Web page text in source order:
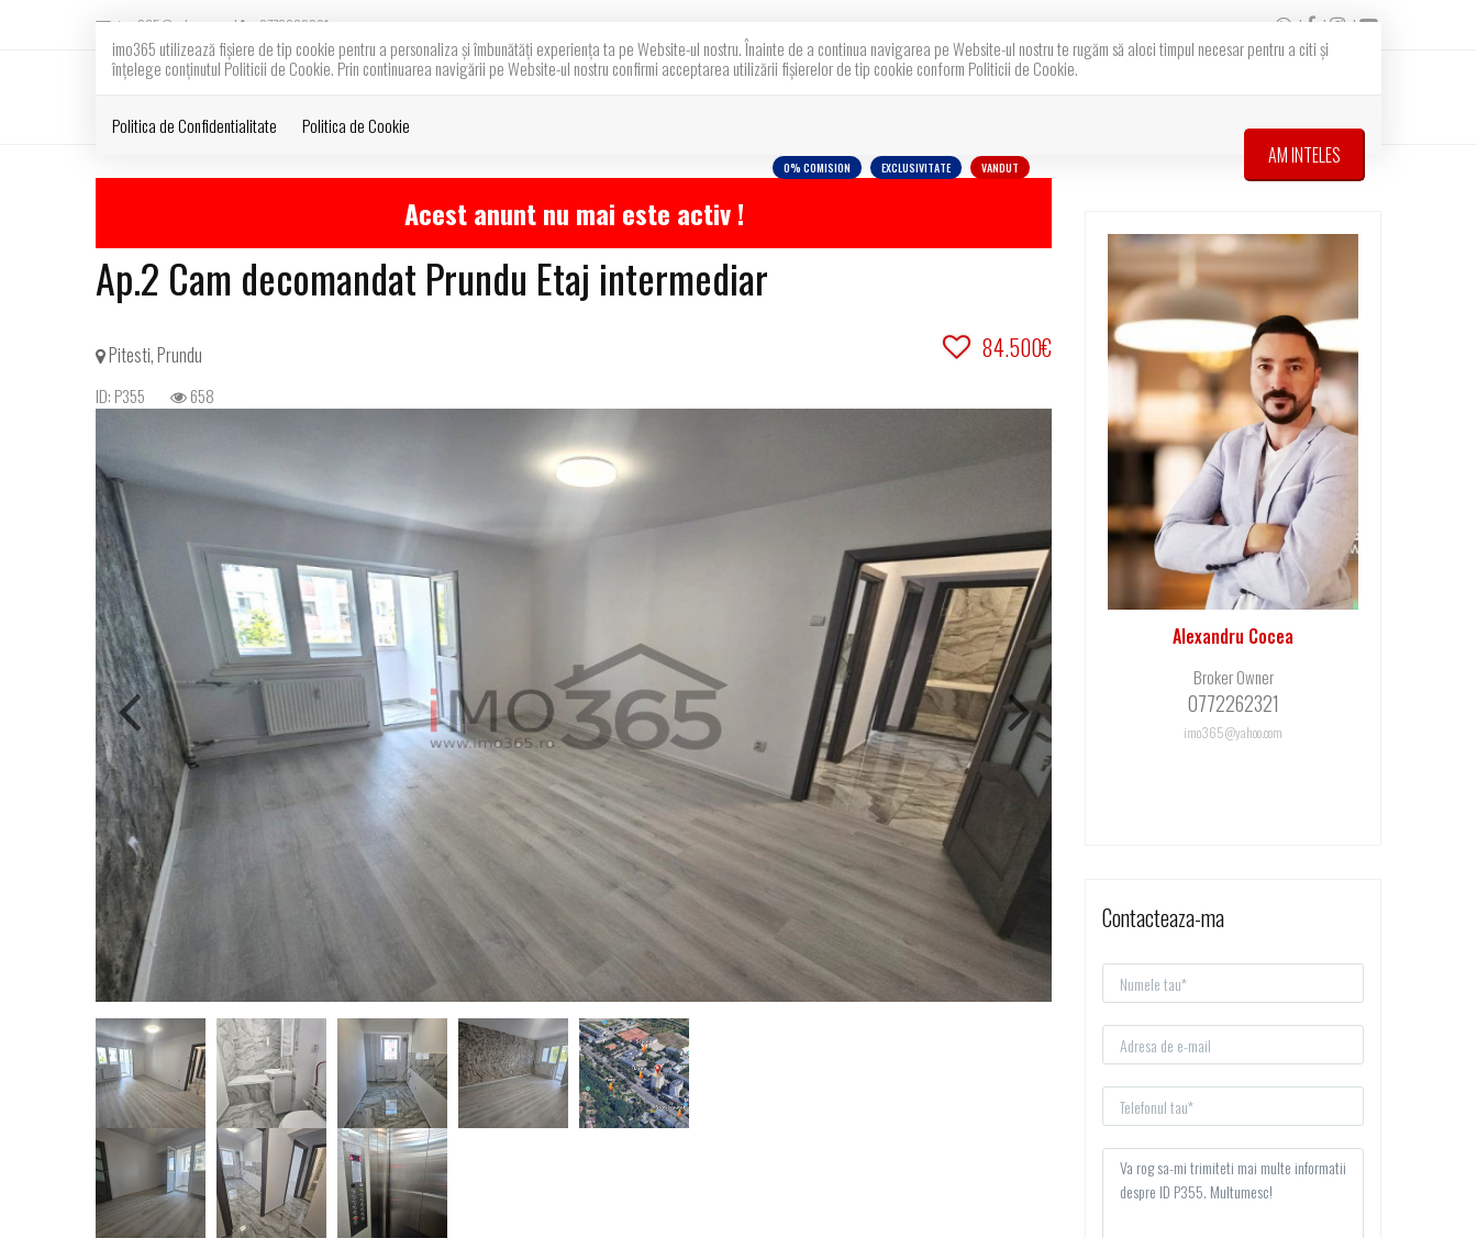
imo365 utilizează fişiere de tip cookie pentru a personaliza și îmbunătăți experiența ta pe Website-ul nostru. Înainte de a continua navigarea pe Website-ul nostru te rugăm să aloci timpul necesar pentru a citi și
înțelege conținutul Politicii de Cookie. Prin continuarea navigării pe Website-ul nostru confirmi acceptarea utilizării fişierelor de tip cookie conform Politicii de Cookie.
Politica de Confidentialitate Politica de Cookie
AM INTELES
imo365@yahoo.com 0772262321
Acest anunt nu mai este activ !
Ap.2 Cam decomandat Prundu Etaj intermediar
Pitesti, Prundu 84.500€
ID: P355 658
0% COMISION EXCLUSIVITATE VANDUT
Alexandru Cocea
Broker Owner
0772262321
imo365@yahoo.com
Contacteaza-ma